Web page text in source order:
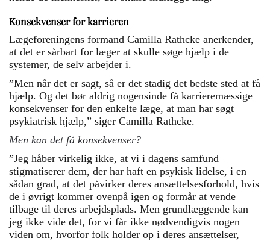
Konsekvenser for karrieren
Lægeforeningens formand Camilla Rathcke anerkender,
at det er sårbart for læger at skulle søge hjælp i de
systemer, de selv arbejder i.
”Men når det er sagt, så er det stadig det bedste sted at få
hjælp. Og det bør aldrig nogensinde få karrieremæssige
konsekvenser for den enkelte læge, at man har søgt
psykiatrisk hjælp,” siger Camilla Rathcke.
Men kan det få konsekvenser?
”Jeg håber virkelig ikke, at vi i dagens samfund
stigmatiserer dem, der har haft en psykisk lidelse, i en
sådan grad, at det påvirker deres ansættelsesforhold, hvis
de i øvrigt kommer ovenpå igen og formår at vende
tilbage til deres arbejdsplads. Men grundlæggende kan
jeg ikke vide det, for vi får ikke nødvendigvis nogen
viden om, hvorfor folk holder op i deres ansættelser,